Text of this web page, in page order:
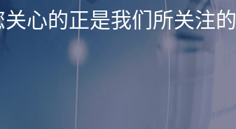
心的正是我们所关注的